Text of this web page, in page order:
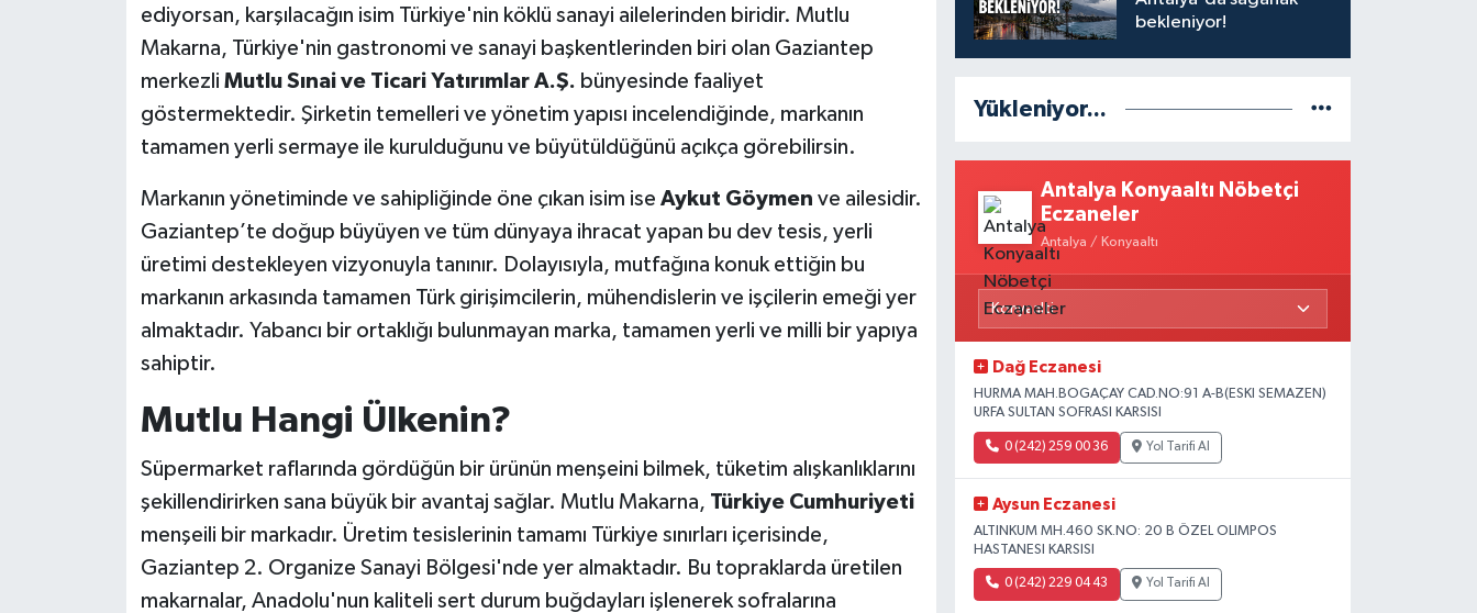
ediyorsan, karşılacağın isim Türkiye'nin köklü sanayi ailelerinden biridir. Mutlu
Makarna, Türkiye'nin gastronomi ve sanayi başkentlerinden biri olan Gaziantep
merkezli Mutlu Sınai ve Ticari Yatırımlar A.Ş. bünyesinde faaliyet
göstermektedir. Şirketin temelleri ve yönetim yapısı incelendiğinde, markanın
tamamen yerli sermaye ile kurulduğunu ve büyütüldüğünü açıkça görebilirsin.
Markanın yönetiminde ve sahipliğinde öne çıkan isim ise Aykut Göymen ve ailesidir.
Gaziantep’te doğup büyüyen ve tüm dünyaya ihracat yapan bu dev tesis, yerli
üretimi destekleyen vizyonuyla tanınır. Dolayısıyla, mutfağına konuk ettiğin bu
markanın arkasında tamamen Türk girişimcilerin, mühendislerin ve işçilerin emeği yer
almaktadır. Yabancı bir ortaklığı bulunmayan marka, tamamen yerli ve milli bir yapıya
sahiptir.
Mutlu Hangi Ülkenin?
Süpermarket raflarında gördüğün bir ürünün menşeini bilmek, tüketim alışkanlıklarını
şekillendirirken sana büyük bir avantaj sağlar. Mutlu Makarna, Türkiye Cumhuriyeti
menşeili bir markadır. Üretim tesislerinin tamamı Türkiye sınırları içerisinde,
Gaziantep 2. Organize Sanayi Bölgesi'nde yer almaktadır. Bu topraklarda üretilen
makarnalar, Anadolu'nun kaliteli sert durum buğdayları işlenerek sofralarına
bekleniyor!
Yükleniyor...
Antalya Konyaaltı Nöbetçi
Eczaneler
Antalya / Konyaaltı
Dağ Eczanesi
HURMA MAH.BOGAÇAY CAD.NO:91 A-B(ESKI SEMAZEN)
URFA SULTAN SOFRASI KARSISI
0 (242) 259 00 36 Yol Tarifi Al
Aysun Eczanesi
ALTINKUM MH.460 SK.NO: 20 B ÖZEL OLIMPOS
HASTANESI KARSISI
0 (242) 229 04 43 Yol Tarifi Al